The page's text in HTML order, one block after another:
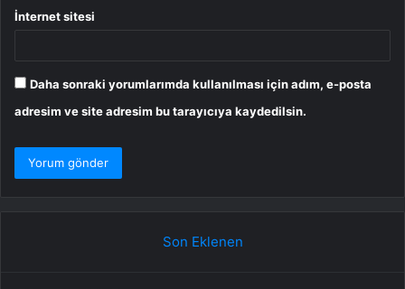
İnternet sitesi
Daha sonraki yorumlarımda kullanılması için adım, e-posta
adresim ve site adresim bu tarayıcıya kaydedilsin.
Son Eklenen